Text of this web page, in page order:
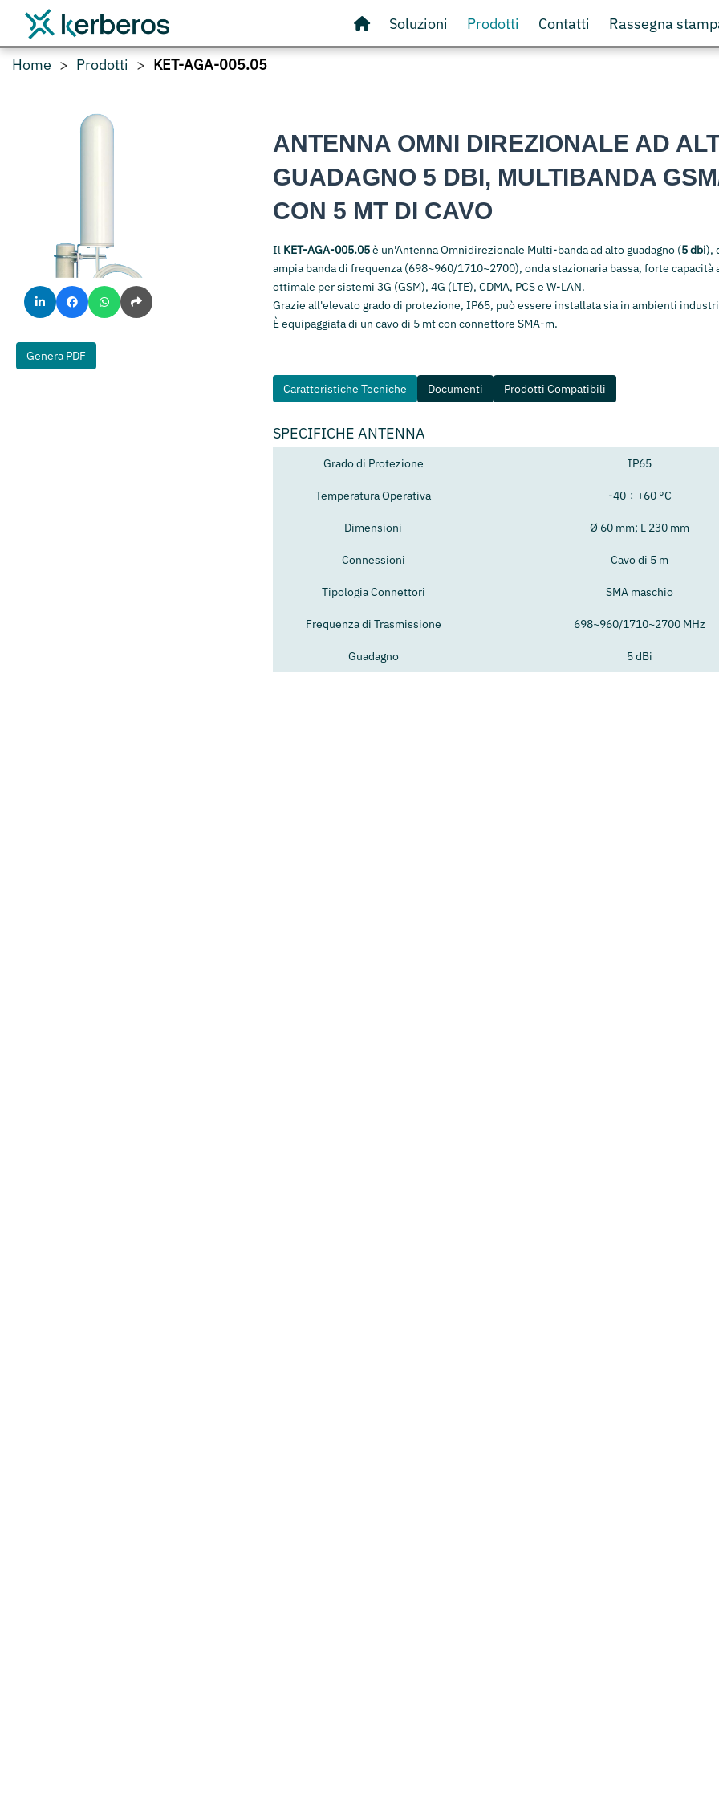
Soluzioni Prodotti Contatti Rassegna
Home Prodotti KET-AGA-005.05
Genera PDF
ANTENNA OMNI DIREZIONALE AD
GUADAGNO 5 DBI, MULTIBANDA
CON 5 MT DI CAVO
Il KET-AGA-005.05è un'Antenna Omnidirezionale Multi-banda ad alto guadagno (5 dbi),
ampia banda di frequenza (698~960/1710~2700), onda stazionaria bassa, forte
ottimale per sistemi 3G (GSM), 4G (LTE), CDMA, PCS e W-LAN.
Grazie all'elevato grado di protezione, IP65, può essere installata sia in ambienti
È equipaggiata di un cavo di 5 mt con connettore SMA-m.
Caratteristiche Tecniche Documenti Prodotti Compatibili
SPECIFICHE ANTENNA
Grado di Protezione IP65
Temperatura Operativa -40 ÷ +60 °C
Dimensioni Ø 60 mm; L 230 mm
Connessioni Cavo di 5 m
Tipologia Connettori SMA maschio
Frequenza di Trasmissione 698~960/1710~2700 MHz
Guadagno 5 dBi